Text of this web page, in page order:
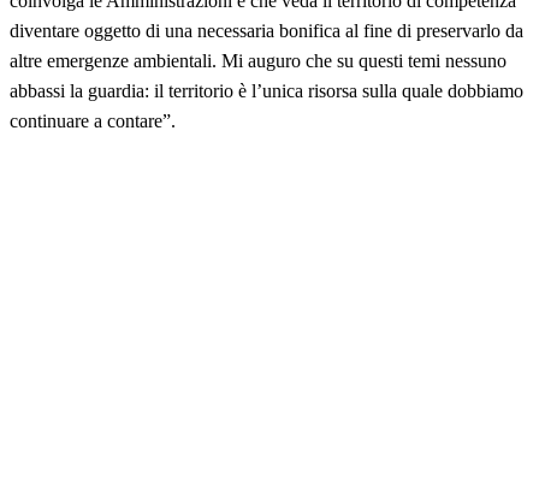
diventare oggetto di una necessaria bonifica al fine di preservarlo da
altre emergenze ambientali. Mi auguro che su questi temi nessuno
abbassi la guardia: il territorio è l’unica risorsa sulla quale dobbiamo
continuare a contare”.